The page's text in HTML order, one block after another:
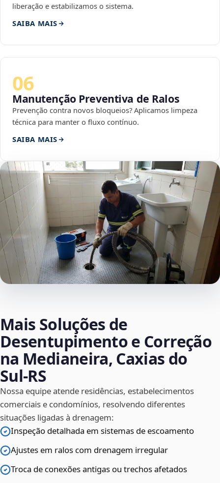
liberação e estabilizamos o sistema.
SAIBA MAIS
06
Manutenção Preventiva de Ralos
Prevenção contra novos bloqueios? Aplicamos limpeza
técnica para manter o fluxo contínuo.
SAIBA MAIS
Mais Soluções de
Desentupimento e Correção
na Medianeira, Caxias do
Sul‑RS
Nossa equipe atende residências, estabelecimentos
comerciais e condomínios, resolvendo diferentes
situações ligadas à drenagem:
Inspeção detalhada em sistemas de escoamento
Ajustes em ralos com drenagem irregular
Troca de conexões antigas ou trechos afetados